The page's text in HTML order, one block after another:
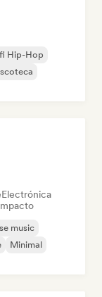
Hip-Hop
Electrónica
music
Minimal